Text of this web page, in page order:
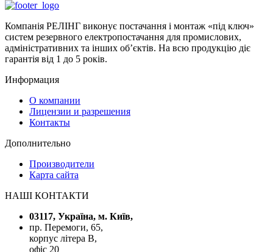
Компанія РЕЛІНГ виконує постачання і монтаж «під ключ»
систем резервного електропостачання для промислових,
адміністративних та інших об’єктів. На всю продукцію діє
гарантія від 1 до 5 років.
Информация
О компании
Лицензии и разрешения
Контакты
Дополнительно
Производители
Карта сайта
НАШІ КОНТАКТИ
03117, Україна, м. Київ,
пр. Перемоги, 65,
корпус літера В,
офіс 20